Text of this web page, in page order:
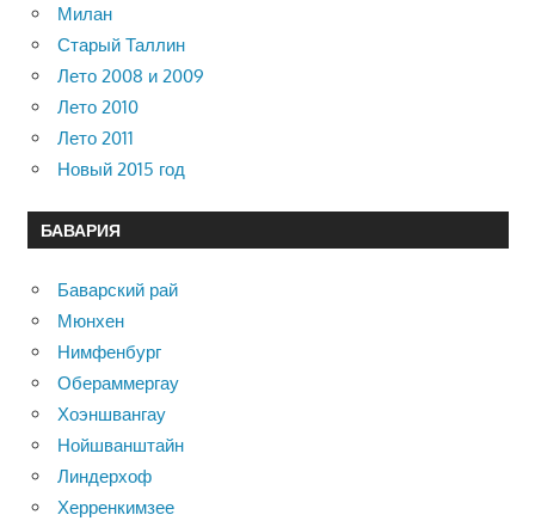
Милан
Старый Таллин
Лето 2008 и 2009
Лето 2010
Лето 2011
Новый 2015 год
БАВАРИЯ
Баварский рай
Мюнхен
Нимфенбург
Обераммергау
Хоэншвангау
Нойшванштайн
Линдерхоф
Херренкимзее